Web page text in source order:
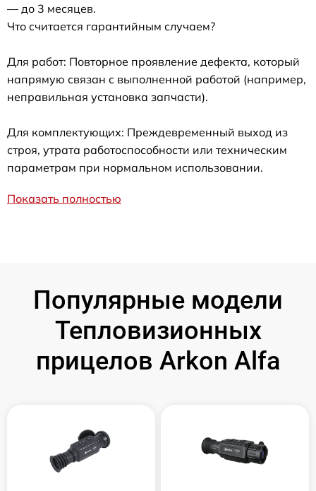
— до 3 месяцев.
Что считается гарантийным случаем?
Для работ: Повторное проявление дефекта, который
напрямую связан с выполненной работой (например,
неправильная установка запчасти).
Для комплектующих: Преждевременный выход из
строя, утрата работоспособности или техническим
параметрам при нормальном использовании.
Показать полностью
Популярные модели
Тепловизионных
прицелов Arkon Alfa